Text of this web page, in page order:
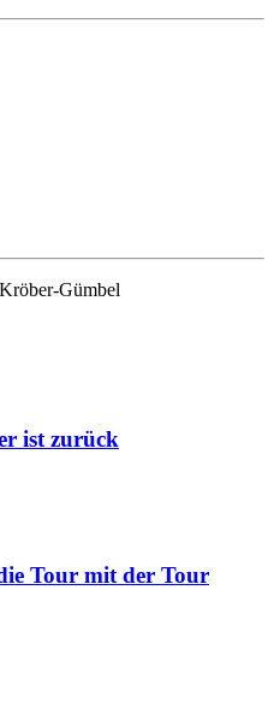
Gümbel
ist zurück
Tour mit der Tour